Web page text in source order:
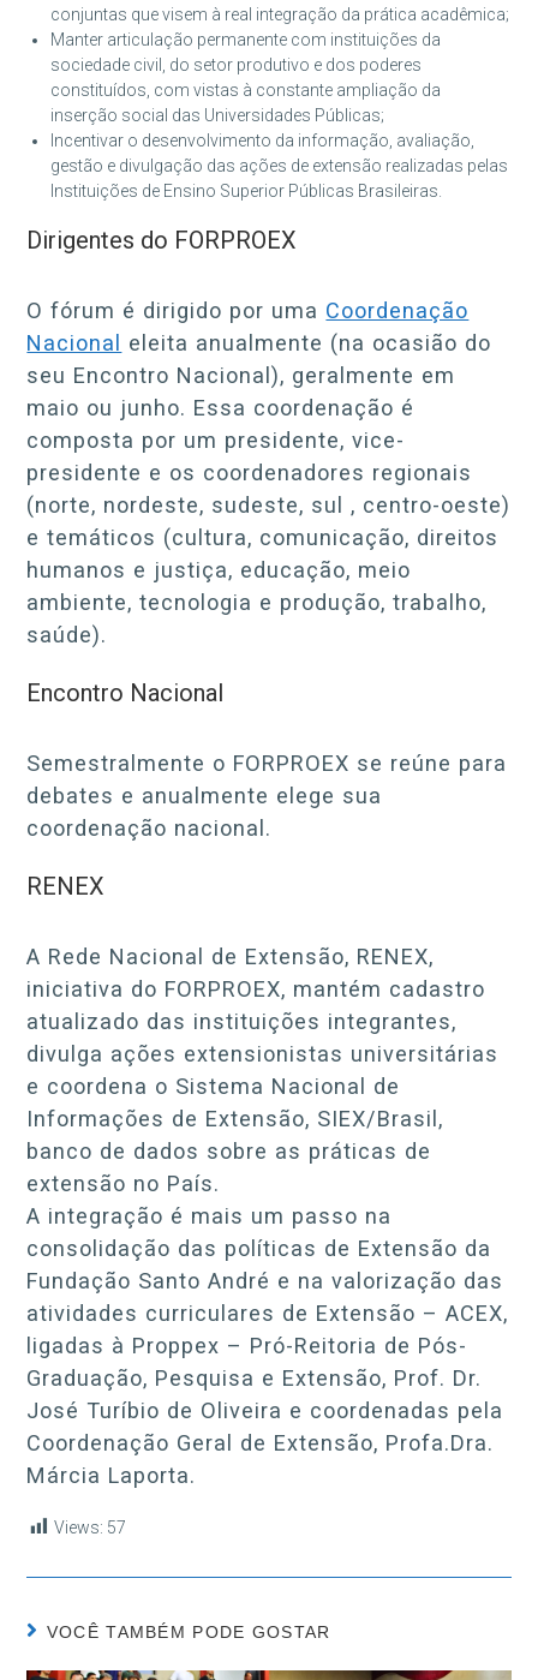
conjuntas que visem à real integração da prática acadêmica;
Manter articulação permanente com instituições da
sociedade civil, do setor produtivo e dos poderes
constituídos, com vistas à constante ampliação da
inserção social das Universidades Públicas;
Incentivar o desenvolvimento da informação, avaliação,
gestão e divulgação das ações de extensão realizadas pelas
Instituições de Ensino Superior Públicas Brasileiras.
Dirigentes do FORPROEX
O fórum é dirigido por uma Coordenação
Nacional
eleita anualmente (na ocasião do
seu Encontro Nacional), geralmente em
maio ou junho. Essa coordenação é
composta por um presidente, vice-
presidente e os coordenadores regionais
(norte, nordeste, sudeste, sul , centro-oeste)
e temáticos (cultura, comunicação, direitos
humanos e justiça, educação, meio
ambiente, tecnologia e produção, trabalho,
saúde).
Encontro Nacional
Semestralmente o FORPROEX se reúne para
debates e anualmente elege sua
coordenação nacional.
RENEX
A Rede Nacional de Extensão, RENEX,
iniciativa do FORPROEX, mantém cadastro
atualizado das instituições integrantes,
divulga ações extensionistas universitárias
e coordena o Sistema Nacional de
Informações de Extensão, SIEX/Brasil,
banco de dados sobre as práticas de
extensão no País.
A integração é mais um passo na
consolidação das políticas de Extensão da
Fundação Santo André e na valorização das
atividades curriculares de Extensão – ACEX,
ligadas à Proppex – Pró-Reitoria de Pós-
Graduação, Pesquisa e Extensão, Prof. Dr.
José Turíbio de Oliveira e coordenadas pela
Coordenação Geral de Extensão, Profa.Dra.
Márcia Laporta.
Views: 57
VOCÊ TAMBÉM PODE GOSTAR